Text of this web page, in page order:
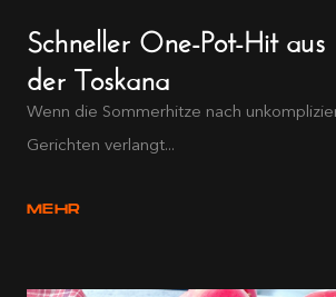
Schneller One-Pot-Hit aus
der Toskana
Wenn die Sommerhitze nach
Gerichten verlangt...
MEHR